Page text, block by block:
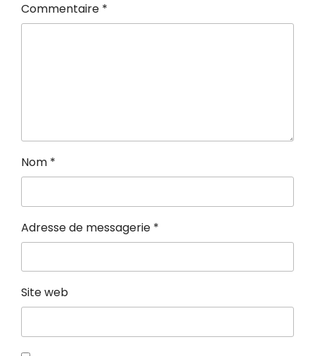
Commentaire *
Nom *
Adresse de messagerie *
Site web